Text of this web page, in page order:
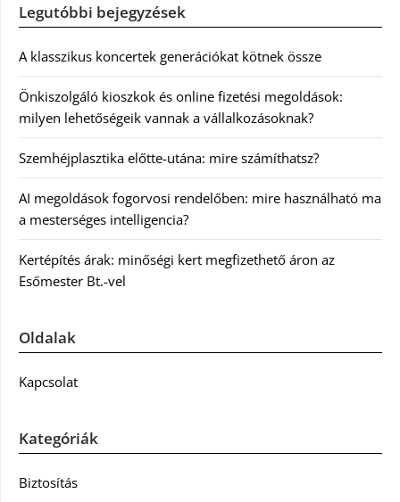
Legutóbbi bejegyzések
A klasszikus koncertek generációkat kötnek össze
Önkiszolgáló kioszkok és online fizetési megoldások:
milyen lehetőségeik vannak a vállalkozásoknak?
Szemhéjplasztika előtte-utána: mire számíthatsz?
AI megoldások fogorvosi rendelőben: mire használható ma
a mesterséges intelligencia?
Kertépítés árak: minőségi kert megfizethető áron az
Esőmester Bt.-vel
Oldalak
Kapcsolat
Kategóriák
Biztosítás